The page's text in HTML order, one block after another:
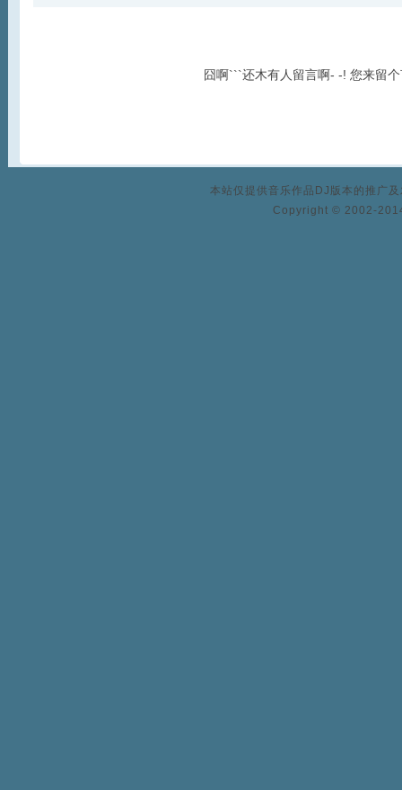
囧啊```还木有人留言啊- -! 您来留
本站仅提供音乐作品DJ版本的推广
Copyright © 2002-